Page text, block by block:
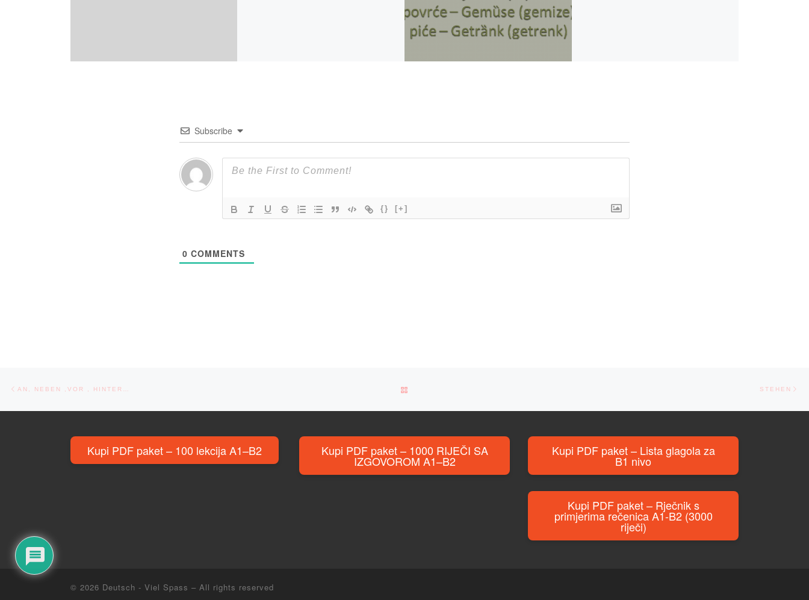
Subscribe
{} [+]
0 COMMENTS
Post navigation
AN, NEBEN ,VOR , HINTER… STEHEN
Kupi PDF paket – 100 lekcija A1–B2 Kupi PDF paket – 1000 RIJEČI SA
IZGOVOROM A1–B2
Kupi PDF paket – Lista glagola za
B1 nivo
Kupi PDF paket – Rječnik s
primjerima rečenica A1-B2 (3000
riječi)
© 2026 Deutsch - Viel Spass – All rights reserved